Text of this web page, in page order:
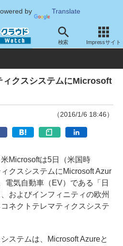
by Translate
検索 Impressサイト
導入事例 クラウド
ィクスシステムにMicrosoft
（2016/1/6 18:46）
Microsoftは5日（米国時
クスシステムにMicrosoft Azur
電気自動車（EV）である「日
およびインフィニティの欧州
ネクトテレマティクスシステ
ステムは、Microsoft Azureと